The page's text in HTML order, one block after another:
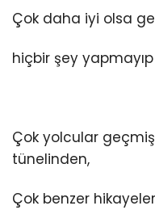
Çok daha iyi olsa
hiçbir şey
Çok yolcular
tünelinden,
Çok benzer